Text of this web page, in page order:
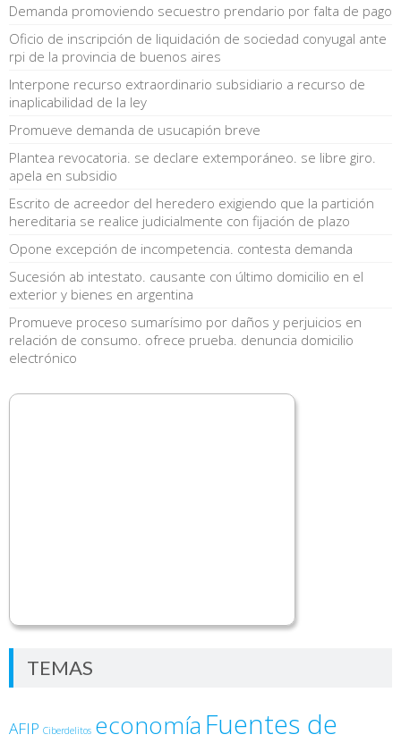
Demanda promoviendo secuestro prendario por falta de pago
Oficio de inscripción de liquidación de sociedad conyugal ante
rpi de la provincia de buenos aires
Interpone recurso extraordinario subsidiario a recurso de
inaplicabilidad de la ley
Promueve demanda de usucapión breve
Plantea revocatoria. se declare extemporáneo. se libre giro.
apela en subsidio
Escrito de acreedor del heredero exigiendo que la partición
hereditaria se realice judicialmente con fijación de plazo
Opone excepción de incompetencia. contesta demanda
Sucesión ab intestato. causante con último domicilio en el
exterior y bienes en argentina
Promueve proceso sumarísimo por daños y perjuicios en
relación de consumo. ofrece prueba. denuncia domicilio
electrónico
TEMAS
AFIP Ciberdelitos economía Fuentes de